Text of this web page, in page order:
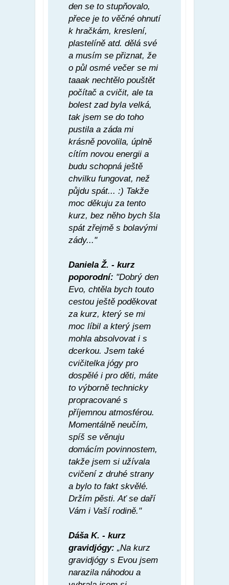
den se to stupňovalo,
přece je to věčné ohnutí
k hračkám, kreslení,
plastelíně atd. dělá své
a musím se přiznat, že
o půl osmé večer se mi
taaak nechtělo pouštět
počítač a cvičit, ale ta
bolest zad byla velká,
tak jsem se do toho
pustila a záda mi
krásně povolila, úplně
cítím novou energii a
budu schopná ještě
chvilku fungovat, než
půjdu spát... :) Takže
moc děkuju za tento
kurz, bez něho bych šla
spát zřejmě s bolavými
zády..."
Daniela Ž. - kurz
poporodní: "Dobrý den
Evo, chtěla bych touto
cestou ještě poděkovat
za kurz, který se mi
moc líbil a který jsem
mohla absolvovat i s
dcerkou. Jsem také
cvičitelka jógy pro
dospělé i pro děti, máte
to výborně technicky
propracované s
příjemnou atmosférou.
Momentálně neučím,
spíš se věnuju
domácím povinnostem,
takže jsem si užívala
cvičení z druhé strany
a bylo to fakt skvělé.
Držím pěsti. Ať se daří
Vám i Vaší rodině."
Dáša K. - kurz
gravidjógy: „Na kurz
gravidjógy s Evou jsem
narazila náhodou a